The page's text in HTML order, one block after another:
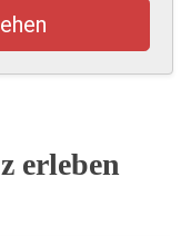
erleben